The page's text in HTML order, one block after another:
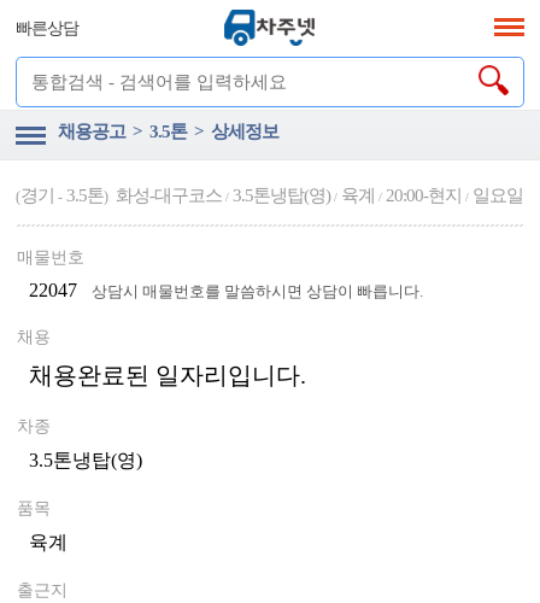
빠른상담
채용공고 > 3.5톤 > 상세정보
(경기 -3.5톤) 화성-대구코스/ 3.5톤냉탑(영)/ 육계/ 20:00-현지/ 일요일
매물번호
22047 상담시 매물번호를 말씀하시면 상담이 빠릅니다.
채용
채용완료된 일자리입니다.
차종
3.5톤냉탑(영)
품목
육계
출근지